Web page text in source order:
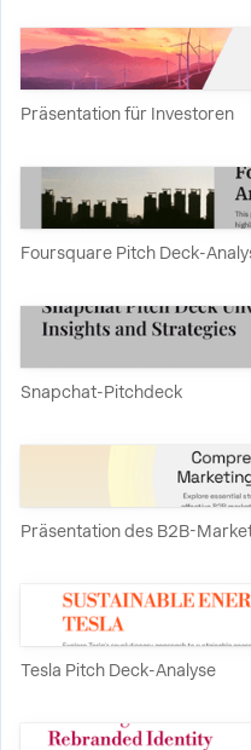
Präsentation für Investoren
Foursquare Pitch Deck-
Snapchat-Pitchdeck
Präsentation des B2B-
Tesla Pitch Deck-Analyse